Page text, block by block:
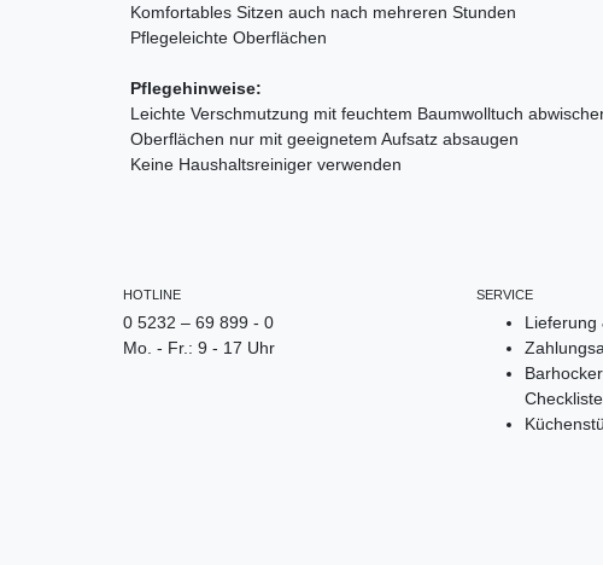
Komfortables Sitzen auch nach mehreren Stunden
Pflegeleichte Oberflächen
Pflegehinweise:
Leichte Verschmutzung mit feuchtem Baumwolltuch
Oberflächen nur mit geeignetem Aufsatz absaugen
Keine Haushaltsreiniger verwenden
HOTLINE
0 5232 – 69 899 - 0
Mo. - Fr.: 9 - 17 Uhr
SERVICE
Lieferung
Checkliste